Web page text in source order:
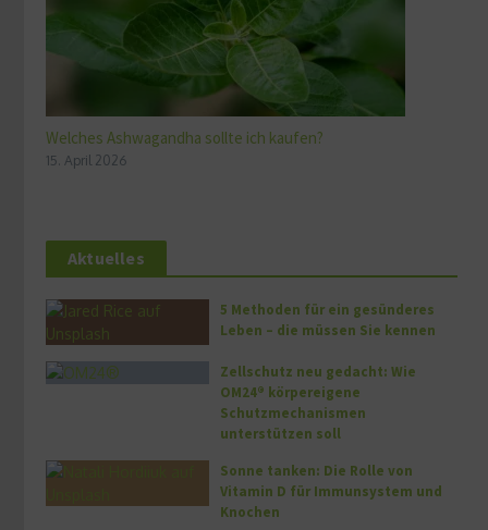
Welches Ashwagandha sollte ich kaufen?
15. April 2026
Aktuelles
5 Methoden für ein gesünderes
Leben – die müssen Sie kennen
Zellschutz neu gedacht: Wie
OM24® körpereigene
Schutzmechanismen
unterstützen soll
Sonne tanken: Die Rolle von
Vitamin D für Immunsystem und
Knochen